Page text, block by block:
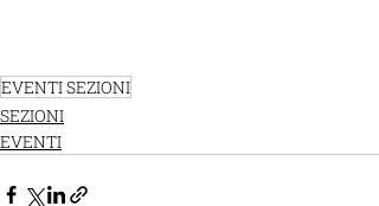
EVENTI SEZIONI
SEZIONI
EVENTI